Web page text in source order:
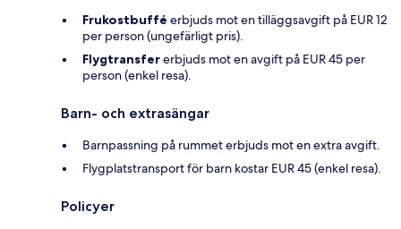
Frukostbuffé erbjuds mot en tilläggsavgift på EUR 12
per person (ungefärligt pris).
Flygtransfererbjuds mot en avgift på EUR 45 per
person (enkel resa).
Barn- och extrasängar
Barnpassning på rummet erbjuds mot en extra avgift.
Flygplatstransport för barn kostar EUR 45 (enkel resa).
Policyer